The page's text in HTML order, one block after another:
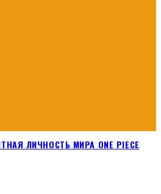
ЛИЧНОСТЬ МИРА ONE PIECE